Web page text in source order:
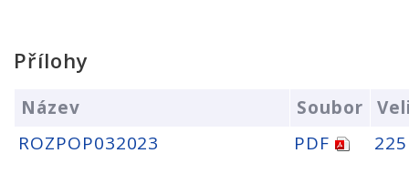
Přílohy
Název Soubor
ROZPOP032023
PDF